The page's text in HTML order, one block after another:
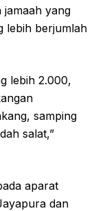
jamaah yang
lebih berjumlah
lebih 2.000,
samping
salat,”
aparat
dan